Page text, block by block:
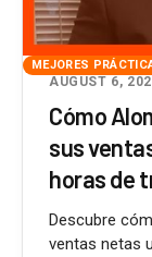
MEJORES
AUGUST 6,
Cómo
sus
horas de
Descubre
ventas netas